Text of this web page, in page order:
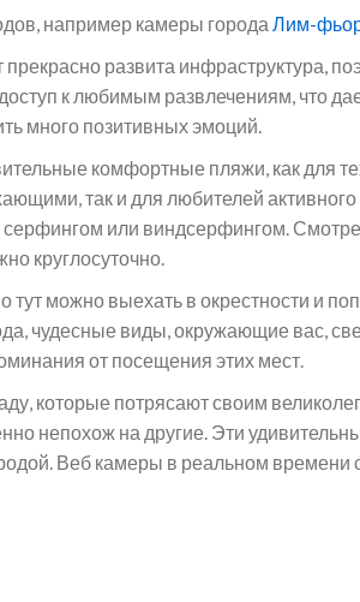
например камеры города Лим-
развита инфраструктура,
к любимым развлечениям, что
много позитивных эмоций.
комфортные пляжи, как для
так и для любителей
или виндсерфингом.
круглосуточно.
можно выехать в окрестности и
чудесные виды, окружающие вас,
от посещения этих мест.
которые потрясают своим
непохож на другие. Эти
Веб камеры в реальном времени